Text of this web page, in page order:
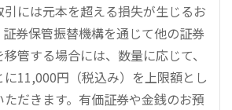
には元本を超える損失が生じるお
券保管振替機構を通じて他の証券
管する場合には、数量に応じて、
11,000円（税込み）を上限額とし
だきます。有価証券や金銭のお預